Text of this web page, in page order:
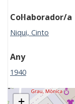
Col·laborador/a
Niqui, Cinto
Any
1940
+